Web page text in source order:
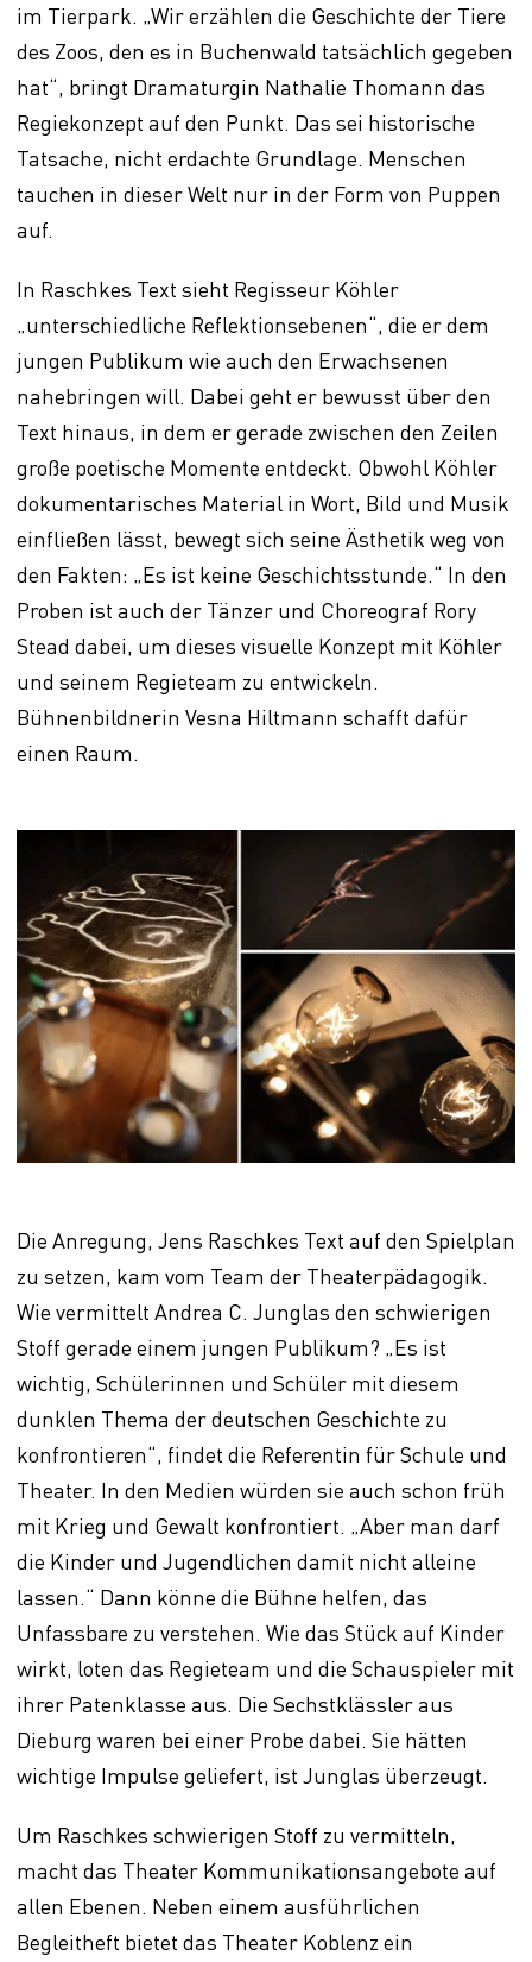
im Tierpark. „Wir erzählen die Geschichte der Tiere
des Zoos, den es in Buchenwald tatsächlich gegeben
hat“, bringt Dramaturgin Nathalie Thomann das
Regiekonzept auf den Punkt. Das sei historische
Tatsache, nicht erdachte Grundlage. Menschen
tauchen in dieser Welt nur in der Form von Puppen
auf.
In Raschkes Text sieht Regisseur Köhler
„unterschiedliche Reflektionsebenen“, die er dem
jungen Publikum wie auch den Erwachsenen
nahebringen will. Dabei geht er bewusst über den
Text hinaus, in dem er gerade zwischen den Zeilen
große poetische Momente entdeckt. Obwohl Köhler
dokumentarisches Material in Wort, Bild und Musik
einfließen lässt, bewegt sich seine Ästhetik weg von
den Fakten: „Es ist keine Geschichtsstunde.“ In den
Proben ist auch der Tänzer und Choreograf Rory
Stead dabei, um dieses visuelle Konzept mit Köhler
und seinem Regieteam zu entwickeln.
Bühnenbildnerin Vesna Hiltmann schafft dafür
einen Raum.
Die Anregung, Jens Raschkes Text auf den Spielplan
zu setzen, kam vom Team der Theaterpädagogik.
Wie vermittelt Andrea C. Junglas den schwierigen
Stoff gerade einem jungen Publikum? „Es ist
wichtig, Schülerinnen und Schüler mit diesem
dunklen Thema der deutschen Geschichte zu
konfrontieren“, findet die Referentin für Schule und
Theater. In den Medien würden sie auch schon früh
mit Krieg und Gewalt konfrontiert. „Aber man darf
die Kinder und Jugendlichen damit nicht alleine
lassen.“ Dann könne die Bühne helfen, das
Unfassbare zu verstehen. Wie das Stück auf Kinder
wirkt, loten das Regieteam und die Schauspieler mit
ihrer Patenklasse aus. Die Sechstklässler aus
Dieburg waren bei einer Probe dabei. Sie hätten
wichtige Impulse geliefert, ist Junglas überzeugt.
Um Raschkes schwierigen Stoff zu vermitteln,
macht das Theater Kommunikationsangebote auf
allen Ebenen. Neben einem ausführlichen
Begleitheft bietet das Theater Koblenz ein